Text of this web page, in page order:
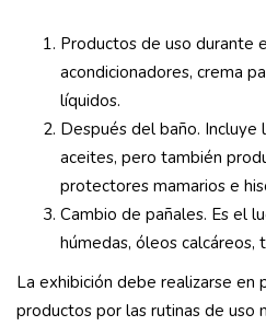
Productos de uso durante
acondicionadores, crema
líquidos.
Después del baño. Incluye
aceites, pero también
protectores mamarios e
Cambio de pañales. Es el
húmedas, óleos calcáreos,
La exhibición debe realizarse en
productos por las rutinas de uso